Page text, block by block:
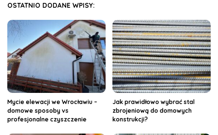
OSTATNIO DODANE WPISY:
Mycie elewacji we Wrocławiu –
domowe sposoby vs
profesjonalne czyszczenie
Jak prawidłowo wybrać stal
zbrojeniową do domowych
konstrukcji?